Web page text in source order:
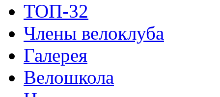
ТОП-32
Члены велоклуба
Галерея
Велошкола